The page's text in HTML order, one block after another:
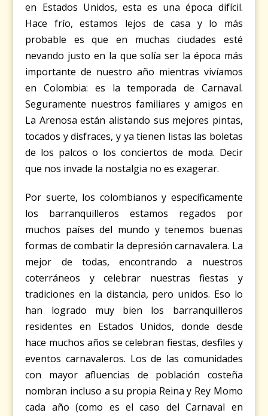
en Estados Unidos, esta es una época difícil.
Hace frío, estamos lejos de casa y lo más
probable es que en muchas ciudades esté
nevando justo en la que solía ser la época más
importante de nuestro año mientras vivíamos
en Colombia: es la temporada de Carnaval.
Seguramente nuestros familiares y amigos en
La Arenosa están alistando sus mejores pintas,
tocados y disfraces, y ya tienen listas las boletas
de los palcos o los conciertos de moda. Decir
que nos invade la nostalgia no es exagerar.
Por suerte, los colombianos y específicamente
los barranquilleros estamos regados por
muchos países del mundo y tenemos buenas
formas de combatir la depresión carnavalera. La
mejor de todas, encontrando a nuestros
coterráneos y celebrar nuestras fiestas y
tradiciones en la distancia, pero unidos. Eso lo
han logrado muy bien los barranquilleros
residentes en Estados Unidos, donde desde
hace muchos años se celebran fiestas, desfiles y
eventos carnavaleros. Los de las comunidades
con mayor afluencias de población costeña
nombran incluso a su propia Reina y Rey Momo
cada año (como es el caso del Carnaval en